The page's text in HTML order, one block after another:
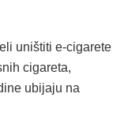
uništiti e-cigarete
cigareta,
ubijaju na